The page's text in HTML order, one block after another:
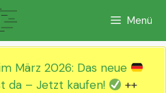
Menü
März 2026: Das neue
da – Jetzt kaufen! ++